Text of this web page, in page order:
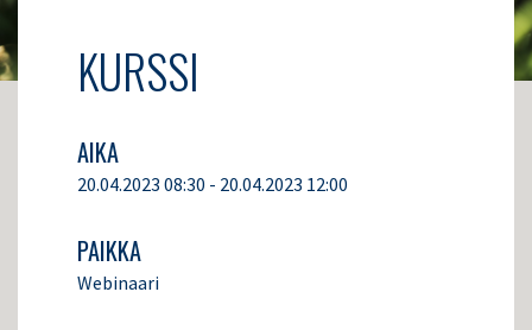
KURSSI
AIKA
20.04.2023 08:30 - 20.04.2023 12:00
PAIKKA
Webinaari